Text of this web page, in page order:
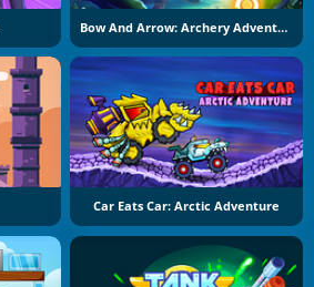
Bow And Arrow: Archery Adventure
Car Eats Car: Arctic Adventure